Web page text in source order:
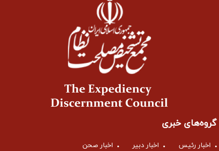
گروه‌های خبری
اخبار رئیس اخبار دبیر اخبار صحن